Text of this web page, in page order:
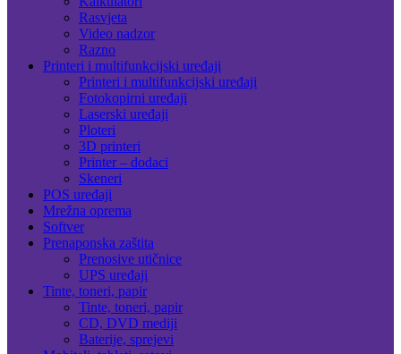
Rasvjeta
Video nadzor
Razno
Printeri i multifunkcijski uređaji
Printeri i multifunkcijski uređaji
Fotokopirni uređaji
Laserski uređaji
Ploteri
3D printeri
Printer – dodaci
Skeneri
POS uređaji
Mrežna oprema
Softver
Prenaponska zaštita
Prenosive utičnice
UPS uređaji
Tinte, toneri, papir
Tinte, toneri, papir
CD, DVD mediji
Baterije, sprejevi